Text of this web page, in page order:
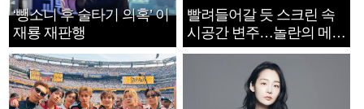
‘뺑소니 후 술타기 의혹’ 이
재룡 재판행
빨려들어갈 듯 스크린 속
시공간 변주…놀란의 메시
지는 ‘전쟁 속죄’